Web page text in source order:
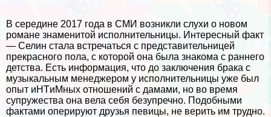
В середине 2017 года в СМИ возникли слухи о новом
романе знаменитой исполнительницы. Интересный факт
— Селин стала встречаться с представительницей
прекрасного пола, с которой она была знакома с раннего
детства. Есть информация, что до заключения бpaка с
музыкальным менеджером у исполнительницы уже был
опыт иHTиMных отношений с дамами, но во время
супружества она вела себя безупречно. Подобными
фактами оперируют друзья певицы, не верить им трудно.